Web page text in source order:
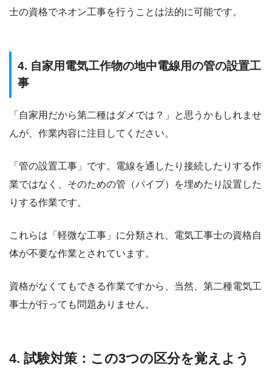
士の資格でネオン工事を行うことは法的に可能です。
4. 自家用電気工作物の地中電線用の管の設置工
事
「自家用だから第二種はダメでは？」と思うかもしれませ
んが、作業内容に注目してください。
「管の設置工事」です。電線を通したり接続したりする作
業ではなく、そのための管（パイプ）を埋めたり設置した
りする作業です。
これらは「軽微な工事」に分類され、電気工事士の資格自
体が不要な作業とされています。
資格がなくてもできる作業ですから、当然、第二種電気工
事士が行っても問題ありません。
4. 試験対策：この3つの区分を覚えよう